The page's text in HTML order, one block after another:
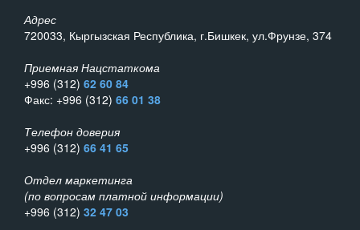
Адрес
720033, Кыргызская Республика, г.Бишкек, ул.Фрунзе, 374
Приемная Нацстаткома
+996 (312) 62 60 84
Факс: +996 (312) 66 01 38
Телефон доверия
+996 (312) 66 41 65
Отдел маркетинга
(по вопросам платной информации)
+996 (312) 32 47 03